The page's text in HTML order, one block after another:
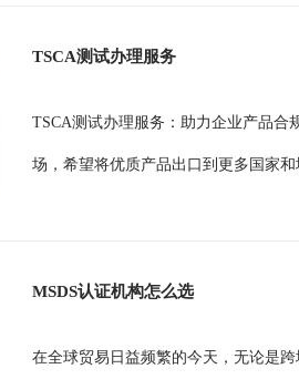
TSCA测试办理服务
TSCA测试办理服务：助力企业产品合
场，希望将优质产品出口到更多国家
MSDS认证机构怎么选
在全球贸易日益频繁的今天，无论是